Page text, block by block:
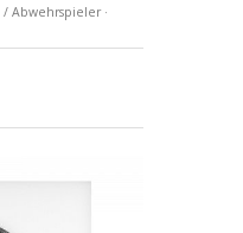
/ Abwehrspieler ·